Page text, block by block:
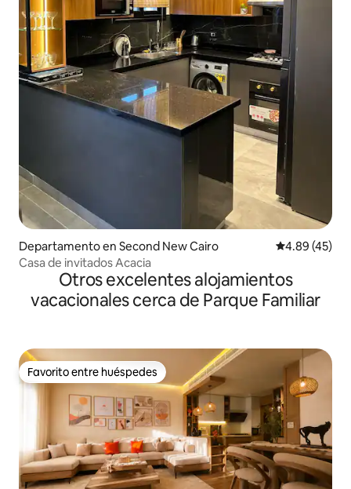
Departamento en Second New Cairo Calificación
4.89 (45)
Casa de invitados Acacia
Otros excelentes alojamientos
vacacionales cerca de Parque Familiar
Favorito entre huéspedes
Favorito entre huéspedes